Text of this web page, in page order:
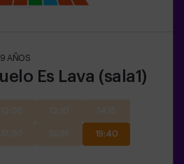
AÑOS
Es Lava (sala1)
19:40